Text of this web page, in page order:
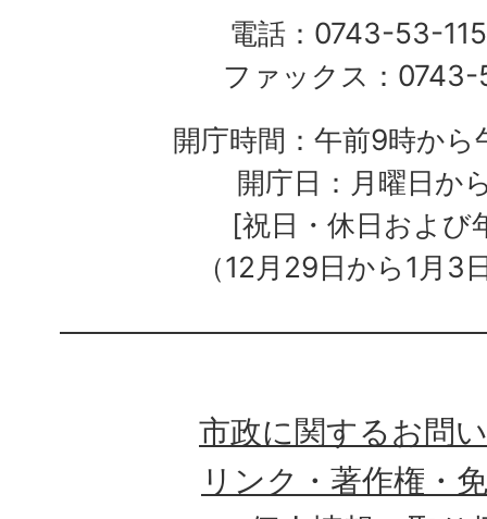
電話：0743-53-
ファックス：
開庁時間：午前9時か
開庁日：月曜日か
[祝日・休日および
（12月29日から1月3
市政に関するお問
リンク・著作権・